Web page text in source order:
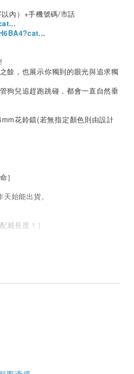
內）+手機號碼/市話
餘，也展示你獨到的眼光與追求獨
狗兒追趕跑跳碰，都會一直自然垂
花鈴鐺(若無指定顏色則由設計
］
始能出貨。
戴長度！］
10%給非營利組織，幫助更多需